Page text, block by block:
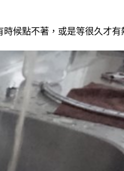
候點不著，或是等很久才